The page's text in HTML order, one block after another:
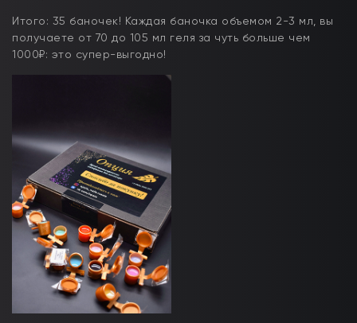
Итого: 35 баночек! Каждая баночка объемом 2-3 мл, вы
получаете от 70 до 105 мл геля за чуть больше чем
1000₽: это супер-выгодно!